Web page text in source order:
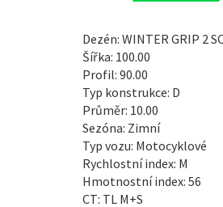
Dezén: WINTER GRIP 2
Šířka: 100.00
Profil: 90.00
Typ konstrukce: D
Průměr: 10.00
Sezóna: Zimní
Typ vozu: Motocyklové
Rychlostní index: M
Hmotnostní index: 56
CT: TL M+S